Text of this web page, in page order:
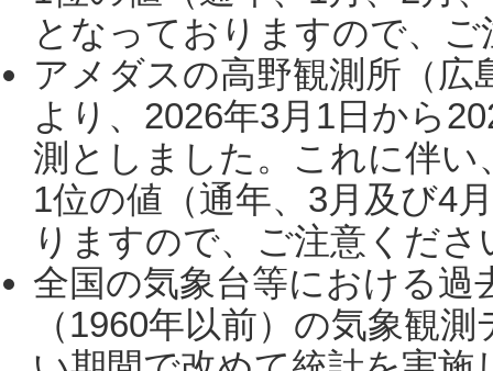
となっておりますので、
アメダスの高野観測所（
より、2026年3月1日から
測としました。これに伴い
1位の値（通年、3月及び4
りますので、ご注意くだ
全国の気象台等における過
（1960年以前）の気象観